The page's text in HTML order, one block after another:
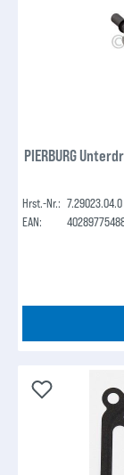
PIERBURG
Hrst.-Nr.: 7.29023.04.0
EAN: